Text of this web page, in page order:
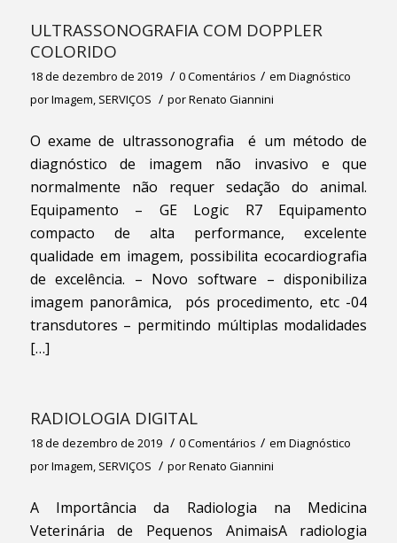
ULTRASSONOGRAFIA COM DOPPLER
COLORIDO
18 de dezembro de 2019 / 0 Comentários / em Diagnóstico
por Imagem SERVIÇOS / porRenato Giannini
O exame de ultrassonografia é um método de
diagnóstico de imagem não invasivo e que
normalmente não requer sedação do animal.
Equipamento – GE Logic R7 Equipamento
compacto de alta performance, excelente
qualidade em imagem, possibilita ecocardiografia
de excelência. – Novo software – disponibiliza
imagem panorâmica, pós procedimento, etc -04
transdutores – permitindo múltiplas modalidades
[…]
RADIOLOGIA DIGITAL
18 de dezembro de 2019 / 0 Comentários / em Diagnóstico
por Imagem, SERVIÇOS / porRenato Giannini
A Importância da Radiologia na Medicina
Veterinária de Pequenos AnimaisA radiologia